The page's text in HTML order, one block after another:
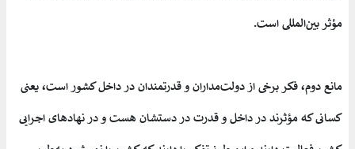
مؤثر بین‌المللی است.
مانع دوم، فکر برخی از دولت‌مداران و قدرتمندان در داخل کشور است، یعنی
کسانی که مؤثرند در داخل و قدرت در دستشان هست و در نهادهای اجرایی